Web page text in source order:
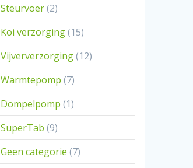
Steurvoer 22
producten
Koi verzorging 1515
producten
Vijververzorging 1212
producten
Warmtepomp 77
producten
Dompelpomp 11
product
SuperTab 99
producten
Geen categorie 77
producten